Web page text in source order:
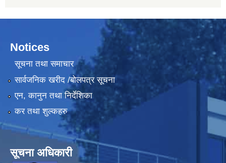
Notices
सूचना तथा समाचार
सार्वजनिक खरीद /बोलपत्र सूचना
एन, कानुन तथा निर्देशिका
कर तथा शुल्कहरु
सूचना अधिकारी